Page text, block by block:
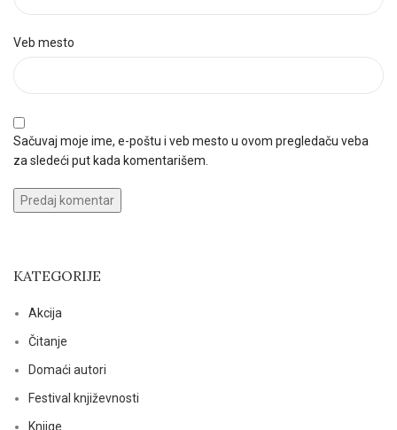
Veb mesto
Sačuvaj moje ime, e-poštu i veb mesto u ovom pregledaču veba
za sledeći put kada komentarišem.
KATEGORIJE
Akcija
Čitanje
Domaći autori
Festival književnosti
Knjige